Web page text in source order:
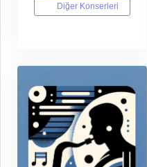
Diğer Konserleri